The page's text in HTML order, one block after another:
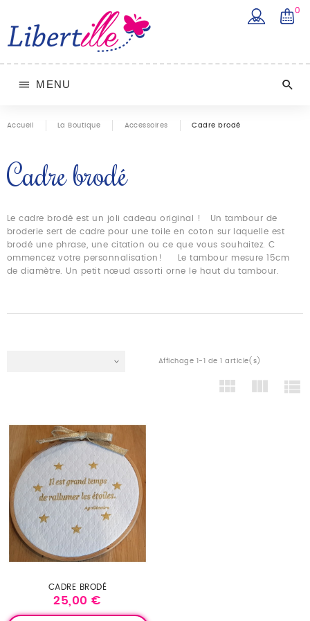
0
MENU
Accueil La Boutique Accessoires Cadre brodé
Cadre brodé
Le cadre brodé est un joli cadeau original ! Un tambour de
broderie sert de cadre pour une toile en coton sur laquelle est
brodé une phrase, une citation ou ce que vous souhaitez. C
ommencez votre personnalisation! Le tambour mesure 15cm
de diamètre. Un petit nœud assorti orne le haut du tambour.
Affichage 1-1 de 1 article(s)
CADRE BRODÉ
Prix
25,00 €